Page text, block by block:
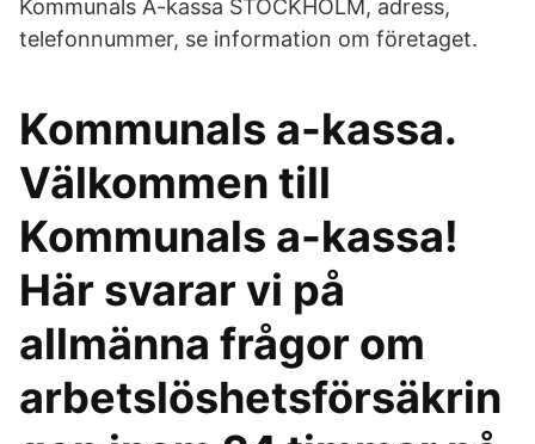
Kommunals A-kassa STOCKHOLM, adress,
telefonnummer, se information om företaget.
Kommunals a-kassa.
Välkommen till
Kommunals a-kassa!
Här svarar vi på
allmänna frågor om
arbetslöshetsförsäkrin